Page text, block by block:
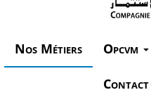
Nos Métiers Opcvm
Contact